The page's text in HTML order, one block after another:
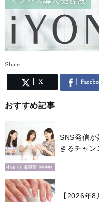
Share
X
おすすめ記事
SNS発信が
きるチャン
【2026年